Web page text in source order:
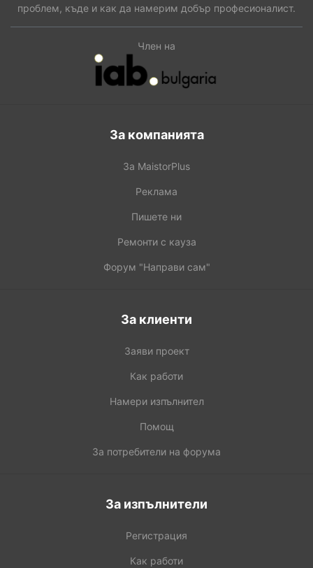
проблем, къде и как да намерим добър професионалист.
Член на
За компанията
За MaistorPlus
Реклама
Пишете ни
Ремонти с кауза
Форум "Направи сам"
За клиенти
Заяви проект
Как работи
Намери изпълнител
Помощ
За потребители на форума
За изпълнители
Регистрация
Как работи